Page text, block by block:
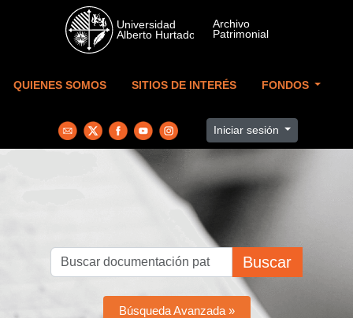
Skip to main content
QUIENES SOMOS SITIOS DE INTERÉS FONDOS
Iniciar sesión
Buscar
Búsqueda Avanzada »